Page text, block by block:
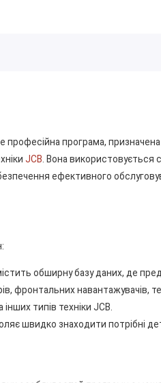
професійна програма,
JCB . Вона
ефективного
обширну базу даних, де
фронтальних навантажувачів,
інших типів техніки JCB.
швидко знаходити потрібні